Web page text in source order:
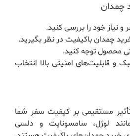
چمدان
و قابلیت‌های امنیتی بالا انتخاب
مستقیمی بر کیفیت سفر شما
لوژل، سامسونایت و دلسی